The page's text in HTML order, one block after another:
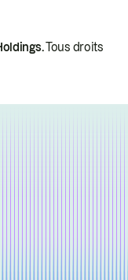
Tous droits